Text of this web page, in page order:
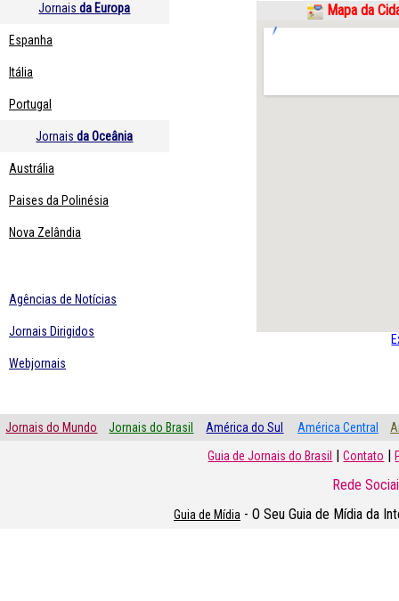
Jornaisda Europa
Espanha
Itália
Portugal
Jornaisda Oceânia
Austrália
Paises da Polinésia
Nova Zelândia
Agências de Notícias
Jornais Dirigidos
Webjornais
Mapa da
Jornais do Mundo Jornais do Brasil América do Sul América Central
Guia de Jornais do Brasil |Contato |
Rede
Guia de Mídia - O Seu Guia de Mídia da